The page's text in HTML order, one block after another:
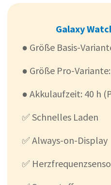
Galaxy
● Größe Basis-
● Größe Pro-
● Akkulaufzeit: 40 h
✅ Schnelles Laden
✅ Always-on-Display
✅